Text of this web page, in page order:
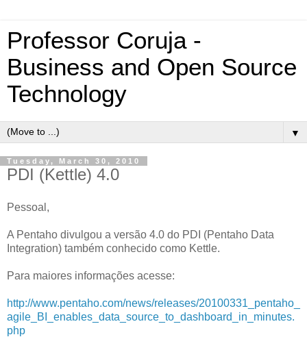
Professor Coruja -
Business and Open Source
Technology
▼
Tuesday, March 30, 2010
PDI (Kettle) 4.0
Pessoal,
A Pentaho divulgou a versão 4.0 do PDI (Pentaho Data
Integration) também conhecido como Kettle.
Para maiores informações acesse:
http://www.pentaho.com/news/releases/20100331_pentaho_
agile_BI_enables_data_source_to_dashboard_in_minutes.
php